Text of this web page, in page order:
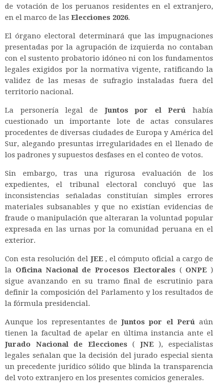
de votación de los peruanos residentes en el extranjero,
en el marco de las Elecciones 2026.
El órgano electoral determinará que las impugnaciones
presentadas por la agrupación de izquierda no contaban
con el sustento probatorio idóneo ni con los fundamentos
legales exigidos por la normativa vigente, ratificando la
validez de las mesas de sufragio instaladas fuera del
territorio nacional.
La personería legal de Juntos por el Perú había
cuestionado un importante lote de actas consulares
procedentes de diversas ciudades de Europa y América del
Sur, alegando presuntas irregularidades en el llenado de
los padrones y supuestos desfases en el conteo de votos.
Sin embargo, tras una rigurosa evaluación de los
expedientes, el tribunal electoral concluyó que las
inconsistencias señaladas constituían simples errores
materiales subsanables y que no existían evidencias de
fraude o manipulación que alteraran la voluntad popular
expresada en las urnas por la comunidad peruana en el
exterior.
Con esta resolución del JEE, el cómputo oficial a cargo de
la Oficina Nacional de Procesos Electorales ( ONPE )
sigue avanzando en su tramo final de escrutinio para
definir la composición del Parlamento y los resultados de
la fórmula presidencial.
Aunque los representantes de Juntos por el Perú aún
tienen la facultad de apelar en última instancia ante el
Jurado Nacional de Elecciones ( JNE), especialistas
legales señalan que la decisión del jurado especial sienta
un precedente jurídico sólido que blinda la transparencia
del voto extranjero en los presentes comicios generales.